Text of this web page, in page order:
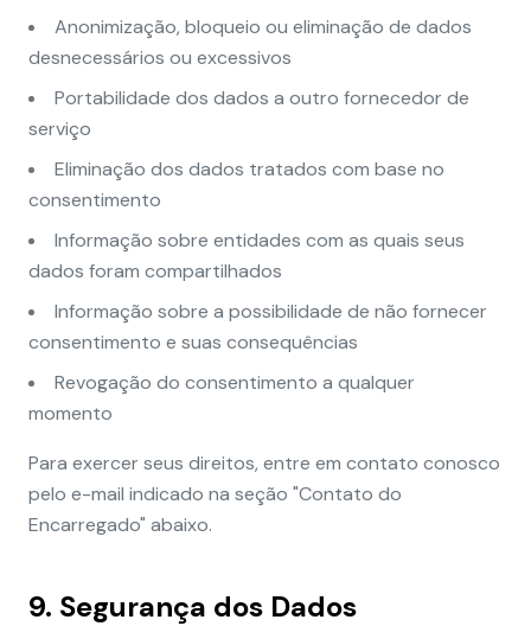
Anonimização, bloqueio ou eliminação de dados
desnecessários ou excessivos
Portabilidade dos dados a outro fornecedor de
serviço
Eliminação dos dados tratados com base no
consentimento
Informação sobre entidades com as quais seus
dados foram compartilhados
Informação sobre a possibilidade de não fornecer
consentimento e suas consequências
Revogação do consentimento a qualquer
momento
Para exercer seus direitos, entre em contato conosco
pelo e-mail indicado na seção "Contato do
Encarregado" abaixo.
9. Segurança dos Dados